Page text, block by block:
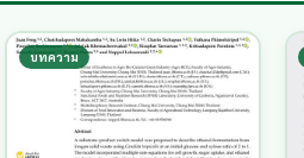
บทความ